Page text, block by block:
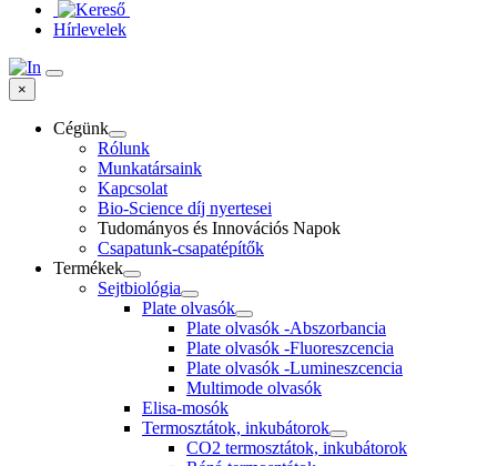
Hírlevelek
×
Cégünk
Rólunk
Munkatársaink
Kapcsolat
Bio-Science díj nyertesei
Tudományos és Innovációs Napok
Csapatunk-csapatépítők
Termékek
Sejtbiológia
Plate olvasók
Plate olvasók -Abszorbancia
Plate olvasók -Fluoreszcencia
Plate olvasók -Lumineszcencia
Multimode olvasók
Elisa-mosók
Termosztátok, inkubátorok
CO2 termosztátok, inkubátorok